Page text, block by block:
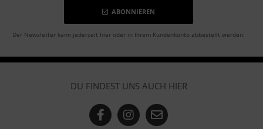
ABONNIEREN
Der Newsletter kann jederzeit hier oder in Ihrem Kundenkonto abbestellt werden.
DU FINDEST UNS AUCH HIER